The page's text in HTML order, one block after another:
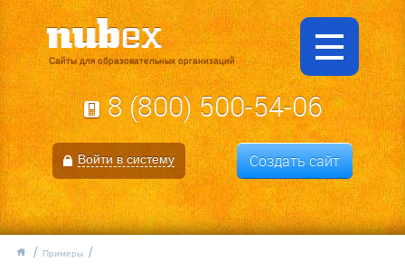
Сайты для образовательных организаций
8 (800) 500-54-06
Войти в систему Создать сайт
Примеры